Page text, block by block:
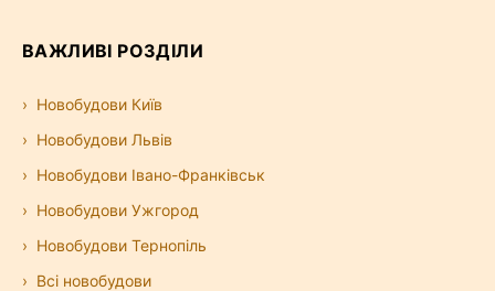
ВАЖЛИВІ РОЗДІЛИ
Новобудови Київ
Новобудови Львів
Новобудови Івано-Франківськ
Новобудови Ужгород
Новобудови Тернопіль
Всі новобудови